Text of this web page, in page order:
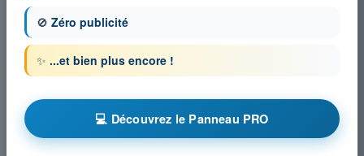
🚫 Zéro publicité
✨ ...et bien plus encore !
💻 Découvrez le Panneau PRO